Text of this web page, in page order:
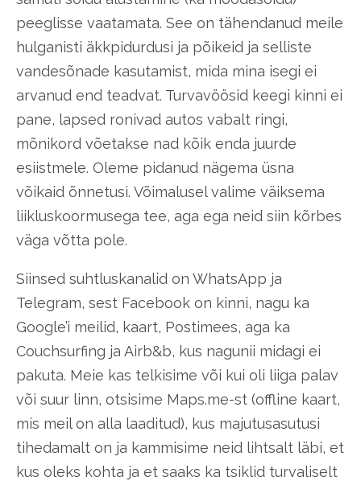
peeglisse vaatamata. See on tähendanud meile
hulganisti äkkpidurdusi ja põikeid ja selliste
vandesõnade kasutamist, mida mina isegi ei
arvanud end teadvat. Turvavöösid keegi kinni ei
pane, lapsed ronivad autos vabalt ringi,
mõnikord võetakse nad kõik enda juurde
esiistmele. Oleme pidanud nägema üsna
võikaid õnnetusi. Võimalusel valime väiksema
liikluskoormusega tee, aga ega neid siin kõrbes
väga võtta pole.
Siinsed suhtluskanalid on WhatsApp ja
Telegram, sest Facebook on kinni, nagu ka
Google’i meilid, kaart, Postimees, aga ka
Couchsurfing ja Airb&b, kus nagunii midagi ei
pakuta. Meie kas telkisime või kui oli liiga palav
või suur linn, otsisime Maps.me-st (offline kaart,
mis meil on alla laaditud), kus majutusasutusi
tihedamalt on ja kammisime neid lihtsalt läbi, et
kus oleks kohta ja et saaks ka tsiklid turvaliselt